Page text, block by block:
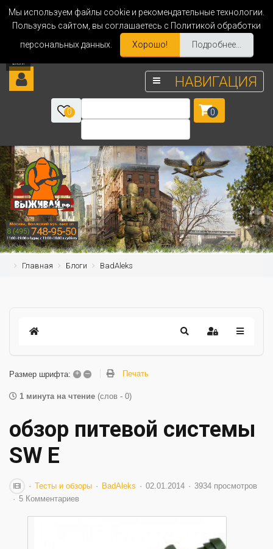
Мы используем файлы cookie и рекомендательные технологии.
Пользуясь сайтом, вы соглашаетесь с Политикой обработки
персональных данных.
Хорошо! Подробнее...
НАВИГАЦИЯ
0 0
Главная Блоги BadAleks
Размер шрифта: + – Печать
1 минута на чтение (слов - 0)
обзор питевой системы
SW E
Тесты и обзоры BadAleks 02.01.2014
3934 просмотров
5 Комментариев